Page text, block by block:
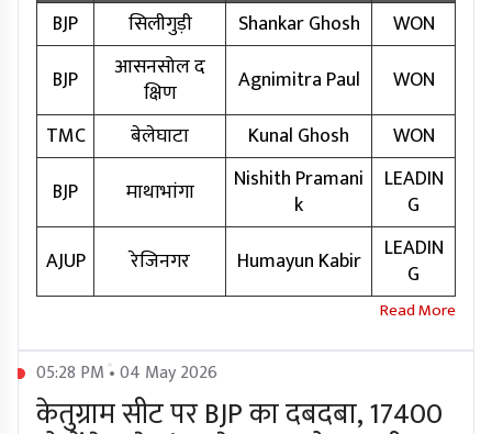
BJP
सिलीगुड़ी Shankar Ghosh
WON
BJP
आसनसोल द
क्षिण
Agnimitra Paul
WON
TMC
बेलेघाटा Kunal Ghosh
WON
BJP
माथाभांगा
Nishith Pramani
k
LEADIN
G
AJUP
रेजिनगर Humayun Kabir
LEADIN
G
05:28 PM • 04 May 2026
केतुग्राम सीट पर BJP का दबदबा, 17400